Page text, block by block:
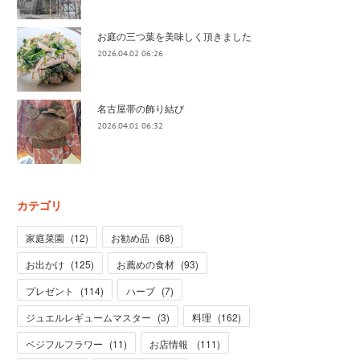
お庭の三つ葉を美味しく頂きました
2026.04.02 06:26
名古屋帯の飾り結び
2026.04.01 06:32
カテゴリ
家庭菜園 (12) お勧め品 (68)
お出かけ (125) お薦めの食材 (93)
プレゼント
(114) ハーブ (7)
ジュエルレギュームマスター (3) 料理 (162)
ベジフルフラワー (11) お店情報 (111)